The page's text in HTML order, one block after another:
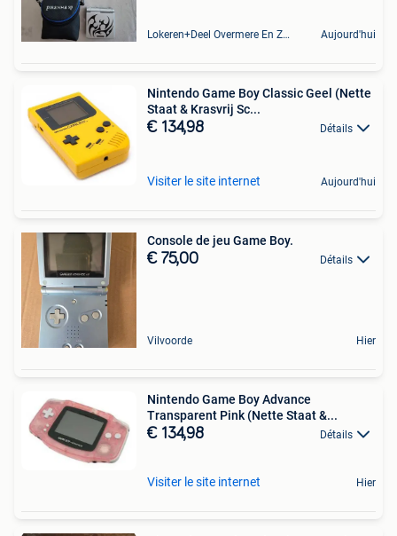
Lokeren+Deel Overmere En Zele Aujourd'hui
Nintendo Game Boy Classic Geel (Nette
Staat & Krasvrij Sc...
€ 134,98 Détails
Visiter le site internet Aujourd'hui
Console de jeu Game Boy.
€ 75,00 Détails
Vilvoorde Hier
Nintendo Game Boy Advance
Transparent Pink (Nette Staat &...
€ 134,98 Détails
Visiter le site internet Hier